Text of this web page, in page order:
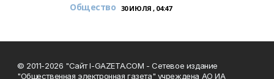
Общество 30 ИЮЛЯ , 04:47
© 2011-2026 "Сайт I-GAZETA.COM - Сетевое издание
"Общественная электронная газета" учреждена АО ИА